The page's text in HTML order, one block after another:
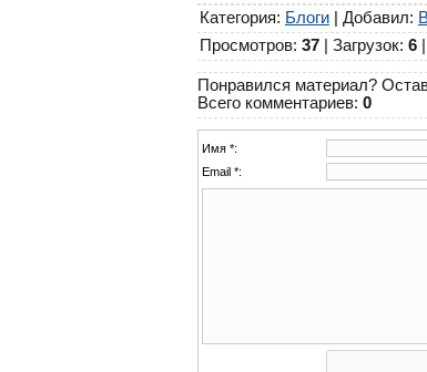
Категория: Блоги Добавил:
Просмотров: 37 Загрузок: 6
Понравился материал?
Всего комментариев: 0
Имя *:
Email *: